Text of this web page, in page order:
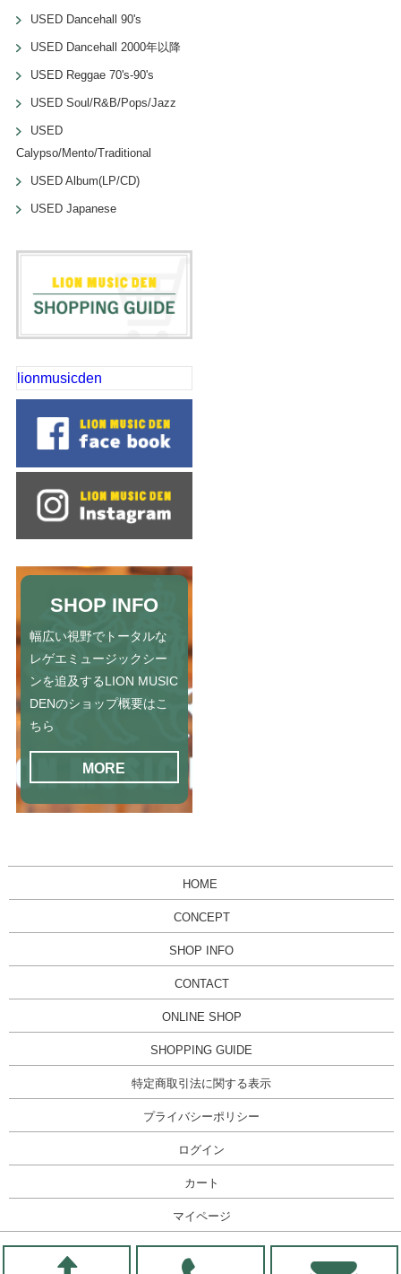
USED Dancehall 90's
USED Dancehall 2000年以降
USED Reggae 70's-90's
USED Soul/R&B/Pops/Jazz
USED
Calypso/Mento/Traditional
USED Album(LP/CD)
USED Japanese
lionmusicden
SHOP INFO
幅広い視野でトータルな
レゲエミュージックシー
ンを追及するLION MUSIC
DENのショップ概要はこ
ちら
MORE
HOME
CONCEPT
SHOP INFO
CONTACT
ONLINE SHOP
SHOPPING GUIDE
特定商取引法に関する表示
プライバシーポリシー
ログイン
カート
マイページ